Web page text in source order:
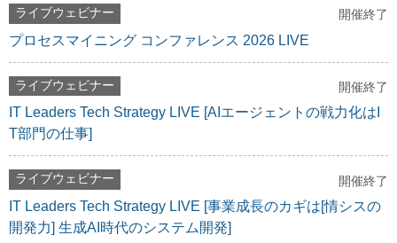
ライブウェビナー 開催終了
プロセスマイニング コンファレンス 2026 LIVE
ライブウェビナー 開催終了
IT Leaders Tech Strategy LIVE [AIエージェントの戦力化はI
T部門の仕事]
ライブウェビナー 開催終了
IT Leaders Tech Strategy LIVE [事業成長のカギは[情シスの
開発力] 生成AI時代のシステム開発]